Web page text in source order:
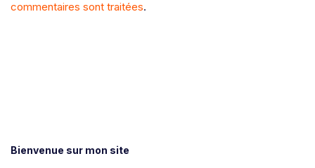
commentaires sont traitées.
Bienvenue sur mon site